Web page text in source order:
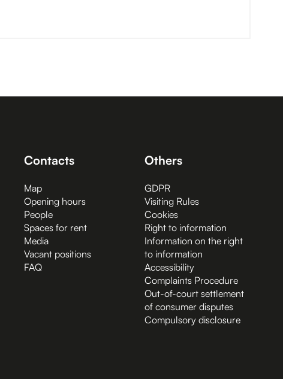
Contacts
Map
Opening hours
People
Spaces for rent
Media
Vacant positions
FAQ
Others
GDPR
Visiting Rules
Cookies
Right to information
Information on the right
to information
Accessibility
Complaints Procedure
Out-of-court settlement
of consumer disputes
Compulsory disclosure